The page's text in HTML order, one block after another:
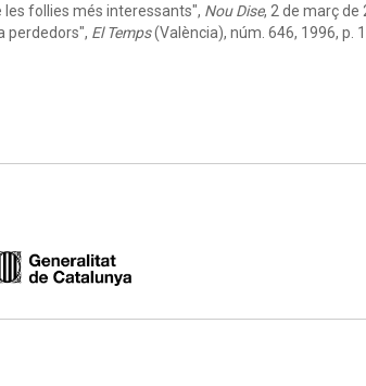
les follies més interessants", Nou Dise, 2 de març de
perdedors", El Temps(València), núm. 646, 1996, p.